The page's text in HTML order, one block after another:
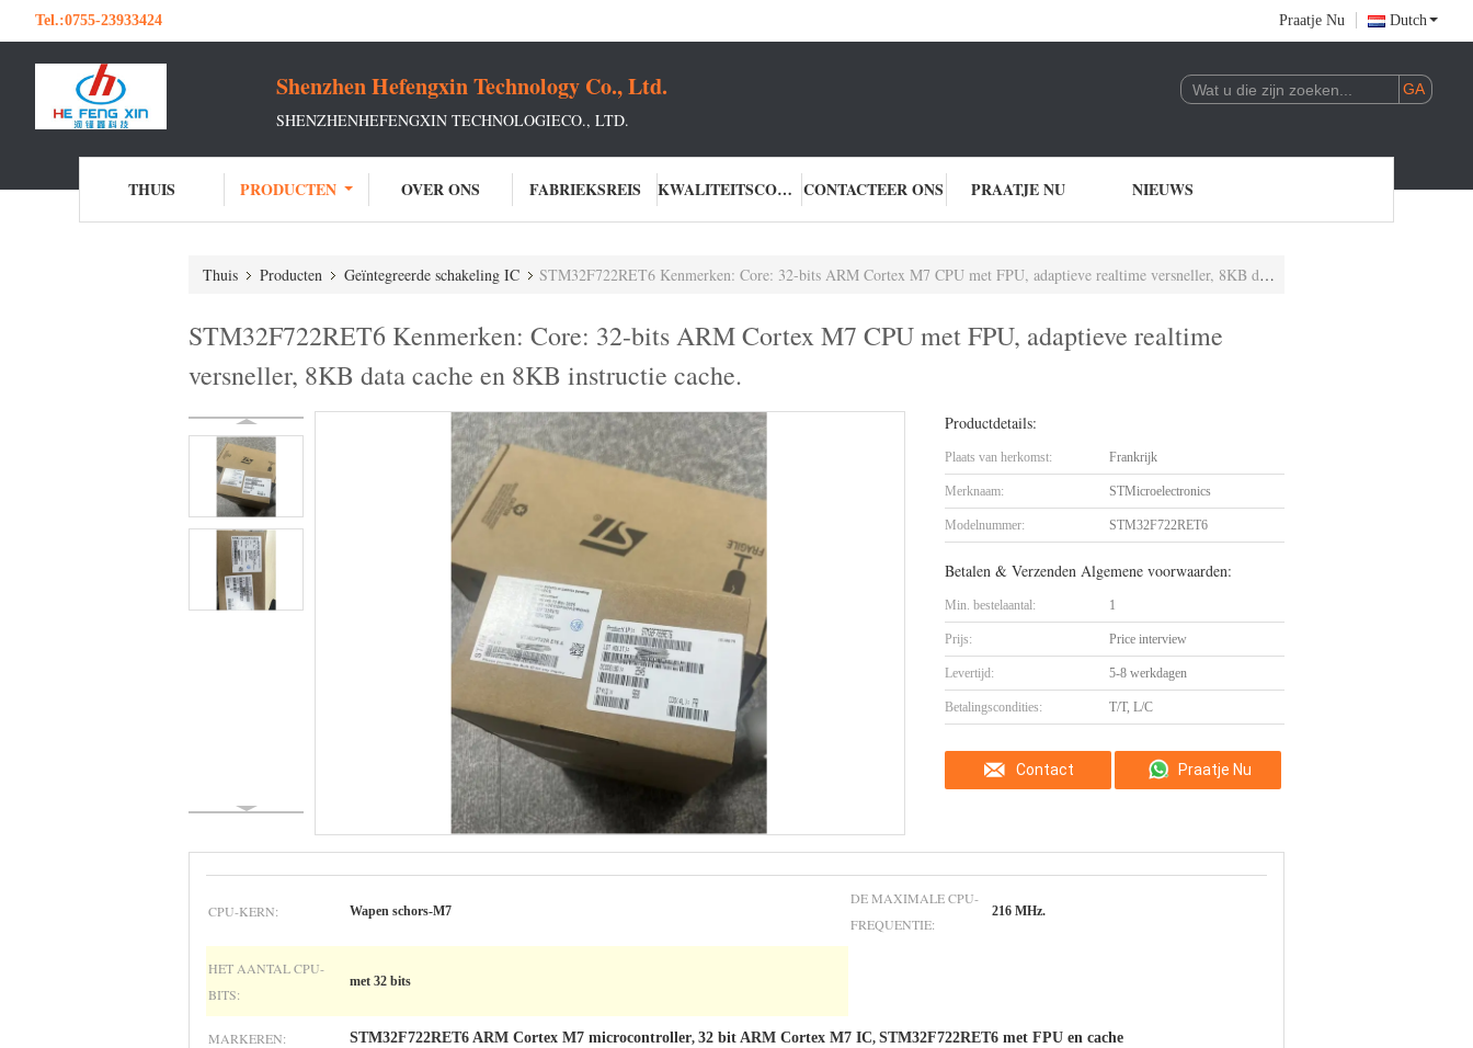
Tel.:0755-23933424 Praatje Nu Dutch
Shenzhen Hefengxin Technology Co., Ltd.
SHENZHENHEFENGXIN TECHNOLOGIECO., LTD.
THUIS PRODUCTEN OVER ONS FABRIEKSREIS KWALITEITSCONTROLE CONTACTEER ONS PRAATJE NU NIEUWS
Thuis Producten Geïntegreerde schakeling IC STM32F722RET6 Kenmerken: Core: 32-bits ARM Cortex M7 CPU met FPU, adaptieve realtime versneller, 8KB data cache en 8KB instructie cache.
STM32F722RET6 Kenmerken: Core: 32-bits ARM Cortex M7 CPU met FPU, adaptieve realtime
versneller, 8KB data cache en 8KB instructie cache.
Productdetails:
Plaats van herkomst: Frankrijk
Merknaam: STMicroelectronics
Modelnummer: STM32F722RET6
Betalen & Verzenden Algemene voorwaarden:
Min. bestelaantal: 1
Prijs: Price interview
Levertijd: 5-8 werkdagen
Betalingscondities: T/T, L/C
Contact Praatje Nu
CPU-KERN: Wapen schors-M7
DE MAXIMALE CPU-
FREQUENTIE:
216 MHz.
HET AANTAL CPU-
BITS:
met 32 bits
MARKEREN: STM32F722RET6 ARM Cortex M7 microcontroller, 32 bit ARM Cortex M7 IC, STM32F722RET6 met FPU en cache